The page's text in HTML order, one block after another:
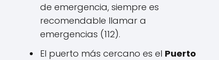
de emergencia, siempre es
recomendable llamar a
emergencias (112).
El puerto más cercano es el Puerto